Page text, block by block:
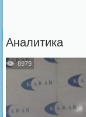
Аналитика
8979